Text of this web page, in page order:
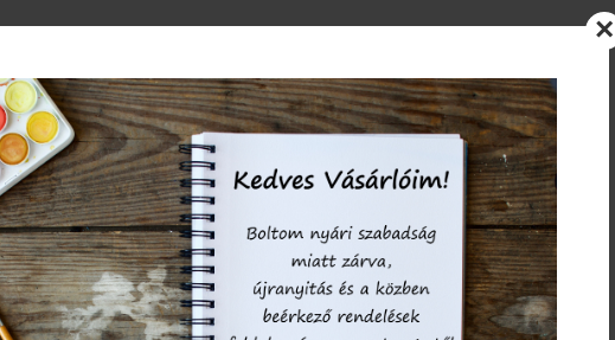
×
-
CSOMAGAJÁNLAT
Kész termék - LIMITÁLT
Horgolt poháralátét
CSOMAGAJÁNLAT
Kész termék - LIMITÁLT
Horgolt poháralátét